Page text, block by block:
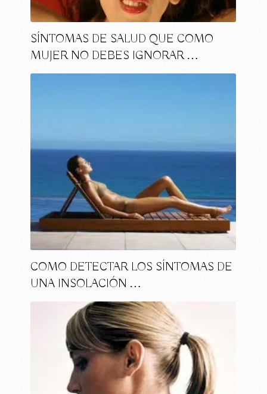
SÍNTOMAS DE SALUD QUE COMO
MUJER NO DEBES IGNORAR …
COMO DETECTAR LOS SÍNTOMAS DE
UNA INSOLACIÓN …